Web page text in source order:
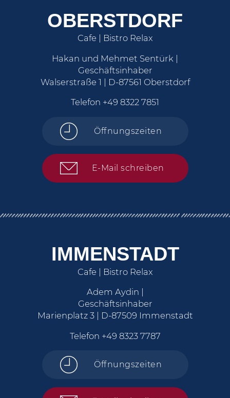
OBERSTDORF
Cafe | Bistro Relax
Hakan und Mehmet Sentürk |
Geschäftsinhaber
Walserstraße 1 | D-87561 Oberstdorf
Telefon +49 8322 7851
Öffnungszeiten
E-Mail schreiben
IMMENSTADT
Cafe | Bistro Relax
Adem Aydin |
Geschäftsinhaber
Marienplatz 3 | D-87509 Immenstadt
Telefon +49 8323 7787
Öffnungszeiten